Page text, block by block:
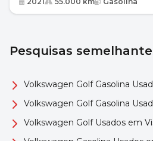
Pesquisas
Volkswagen Golf Gasolina
Volkswagen Golf Gasolina
Volkswagen Golf Usados em